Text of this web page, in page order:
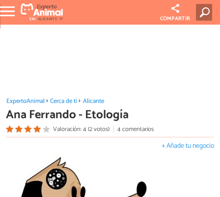
EN: ALICANTE COMPARTIR
ExpertoAnimal Cerca de ti Alicante
Ana Ferrando - Etología
Valoración: 4 (2 votos) 4 comentarios
+ Añade tu negocio